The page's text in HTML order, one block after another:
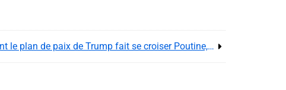
Guerre en Ukraine : comment le plan de paix de Trump fait se croiser Poutine, Steve Witkoff et les capitales Bruxelles–Moscou–Washington